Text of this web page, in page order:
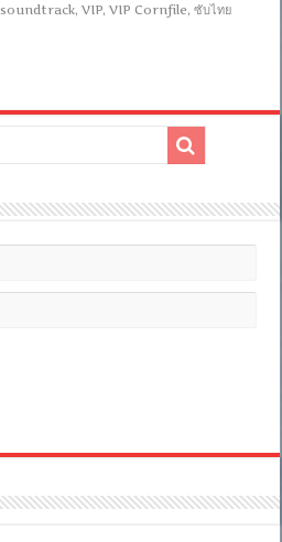
soundtrack,VIP,VIP Cornfile,ซับไทย